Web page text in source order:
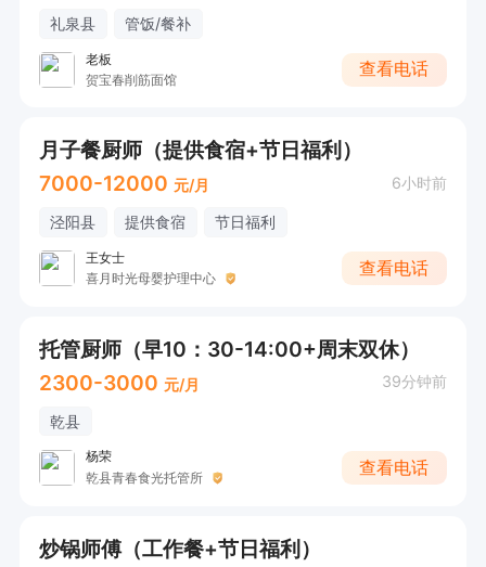
礼泉县 管饭/餐补
老板
贺宝春削筋面馆
查看电话
月子餐厨师（提供食宿+节日福利）
7000-12000 元/月 6小时前
泾阳县 提供食宿 节日福利
王女士
喜月时光母婴护理中心
查看电话
托管厨师（早10：30-14:00+周末双休）
2300-3000 元/月 39分钟前
乾县
杨荣
乾县青春食光托管所
查看电话
炒锅师傅（工作餐+节日福利）